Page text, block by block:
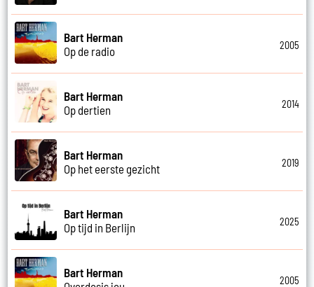
Bart Herman
Op de radio
2005
Bart Herman
Op dertien
2014
Bart Herman
Op het eerste gezicht
2019
Bart Herman
Op tijd in Berlijn
2025
Bart Herman
2005